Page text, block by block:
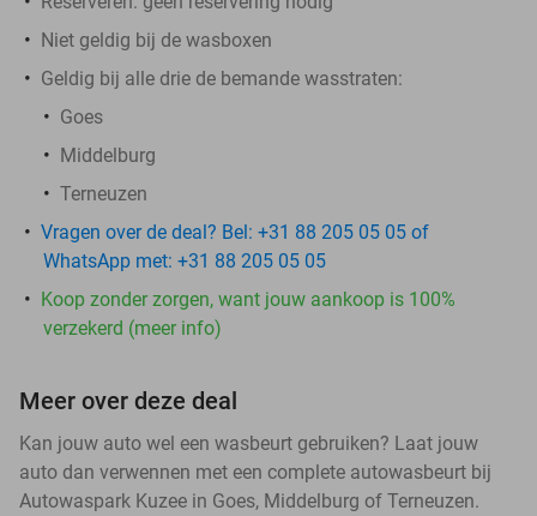
Niet geldig bij de wasboxen
Geldig bij alle drie de bemande wasstraten:
Goes
Middelburg
Terneuzen
Vragen over de deal? Bel: +31 88 205 05 05 of
WhatsApp met: +31 88 205 05 05
Koop zonder zorgen, want jouw aankoop is 100%
verzekerd (meer info)
Meer over deze deal
Kan jouw auto wel een wasbeurt gebruiken? Laat jouw
auto dan verwennen met een complete autowasbeurt bij
Autowaspark Kuzee in Goes, Middelburg of Terneuzen.